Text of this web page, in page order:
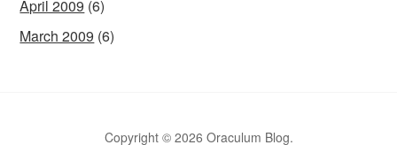
April 2009 (6)
March 2009 (6)
Copyright © 2026 Oraculum Blog.